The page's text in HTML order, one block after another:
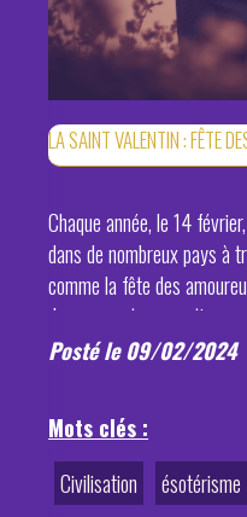
LA SAINT VALENTIN : FÊTE
Chaque année, le 14
dans de nombreux pays à
comme la fête des
des moments
d'offrir des cadeaux ...
Posté le 09/02/2024
Mots clés :
Civilisation
ésotérisme